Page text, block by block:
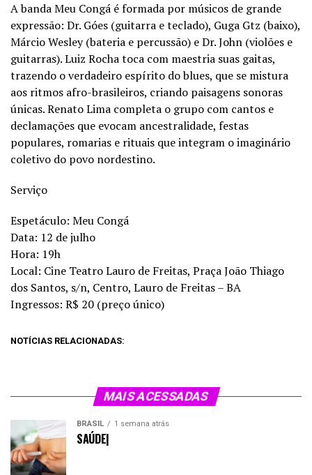
A banda Meu Congá é formada por músicos de grande
expressão: Dr. Góes (guitarra e teclado), Guga Gtz (baixo),
Márcio Wesley (bateria e percussão) e Dr. John (violões e
guitarras). Luiz Rocha toca com maestria suas gaitas,
trazendo o verdadeiro espírito do blues, que se mistura
aos ritmos afro-brasileiros, criando paisagens sonoras
únicas. Renato Lima completa o grupo com cantos e
declamações que evocam ancestralidade, festas
populares, romarias e rituais que integram o imaginário
coletivo do povo nordestino.
Serviço
Espetáculo: Meu Congá
Data: 12 de julho
Hora: 19h
Local: Cine Teatro Lauro de Freitas, Praça João Thiago
dos Santos, s/n, Centro, Lauro de Freitas – BA
Ingressos: R$ 20 (preço único)
NOTÍCIAS RELACIONADAS:
MAIS ACESSADAS
BRASIL 1 semana atrás
SAÚDE|